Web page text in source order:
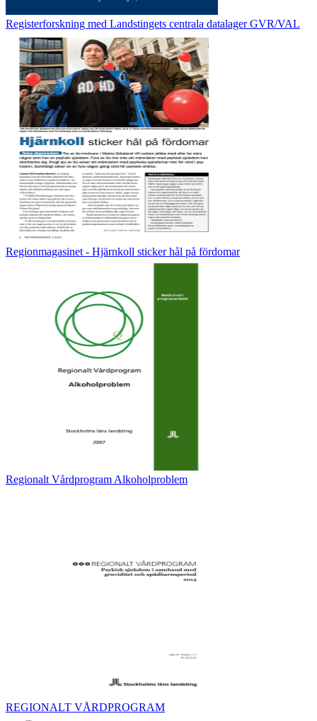
Registerforskning med Landstingets centrala datalager GVR/VAL
Regionmagasinet - Hjärnkoll sticker hål på fördomar
Regionalt Vårdprogram Alkoholproblem
REGIONALT VÅRDPROGRAM